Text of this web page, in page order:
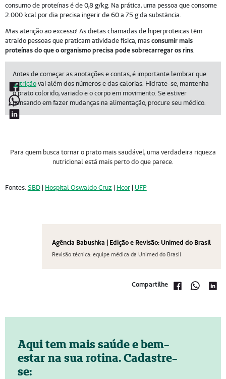
consumo de proteínas é de 0,8 g/kg. Na prática, uma pessoa que consome
2.000 kcal por dia precisa ingerir de 60 a 75 g da substância.
Mas atenção ao excesso! As dietas chamadas de hiperproteicas têm
atraído pessoas que praticam atividade física, masconsumir mais
proteínas do que o organismo precisa pode sobrecarregar os rins.
Antes de começar as anotações e contas, é importante lembrar que
nutriçãovai além dos números e das calorias. Hidrate-se, mantenha
o prato colorido, variado e o corpo em movimento. Se estiver
pensando em fazer mudanças na alimentação, procure seu médico.
Para quem busca tornar o prato mais saudável, uma verdadeira riqueza
nutricional está mais perto do que parece.
Fontes: SBD| Hospital Oswaldo Cruz | Hcor| UFP
Agência Babushka | Edição e Revisão: Unimed do Brasil
Revisão técnica: equipe médica da Unimed do Brasil
Compartilhe
Aqui tem mais saúde e bem-
estar na sua rotina. Cadastre-
se: